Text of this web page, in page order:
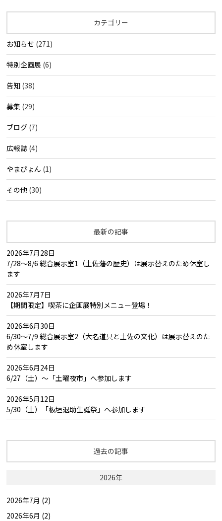
カテゴリー
お知らせ (271)
特別企画展 (6)
告知 (38)
募集 (29)
ブログ (7)
広報誌 (4)
やまぴょん (1)
その他 (30)
最新の記事
2026年7月28日
7/28～8/6 総合展示室1（土佐藩の歴史）は展示替えのため休室し
ます
2026年7月7日
【期間限定】喫茶に企画展特別メニュー登場！
2026年6月30日
6/30～7/9 総合展示室2（大名道具と土佐の文化）は展示替えのた
め休室します
2026年6月24日
6/27（土）～「土曜夜市」へ参加します
2026年5月12日
5/30（土）「板垣退助生誕祭」へ参加します
過去の記事
2026年
2026年7月 (2)
2026年6月 (2)